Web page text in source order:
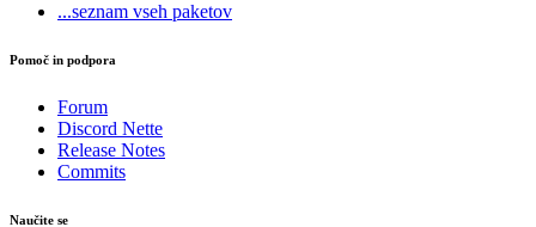
...seznam vseh paketov
Pomoč in podpora
Forum
Discord Nette
Release Notes
Commits
Naučite se